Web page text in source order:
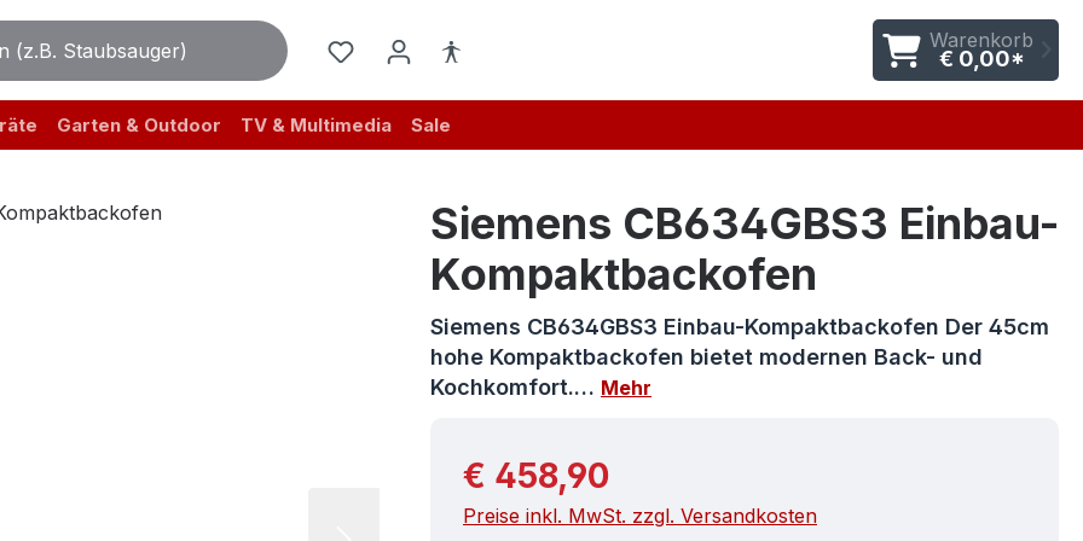
Warenkorb
€ 0,00*
Garten & Outdoor TV & Multimedia Sale
Siemens CB634GBS3 Einbau-
Kompaktbackofen
Siemens CB634GBS3 Einbau-Kompaktbackofen Der 45cm
hohe Kompaktbackofen bietet modernen Back- und
Kochkomfort.… Mehr
Regulärer Preis:
€ 458,90
Preise inkl. MwSt. zzgl. Versandkosten